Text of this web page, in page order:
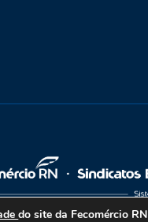
do site da Fecomércio RN